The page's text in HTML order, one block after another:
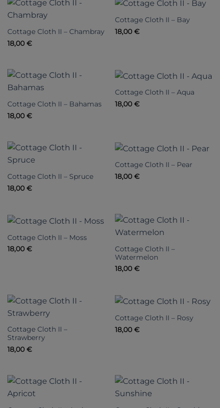
Cottage Cloth II – Chambray
18,00 €
Cottage Cloth II – Bay
18,00 €
Cottage Cloth II – Bahamas
18,00 €
Cottage Cloth II – Aqua
18,00 €
Cottage Cloth II – Spruce
18,00 €
Cottage Cloth II – Pear
18,00 €
Cottage Cloth II – Moss
18,00 €
Cottage Cloth II –
Watermelon
18,00 €
Cottage Cloth II –
Strawberry
18,00 €
Cottage Cloth II – Rosy
18,00 €